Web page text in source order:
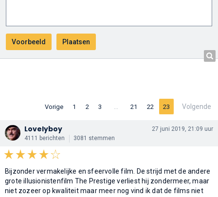
Vorige 1 2 3 21 22 23 Volgende
Lovelyboy
4111 berichten 3081 stemmen
27 juni 2019, 21:09 uur
Bijzonder vermakelijke en sfeervolle film. De strijd met de andere
grote illusionistenfilm The Prestige verliest hij zondermeer, maar
niet zozeer op kwaliteit maar meer nog vind ik dat de films niet